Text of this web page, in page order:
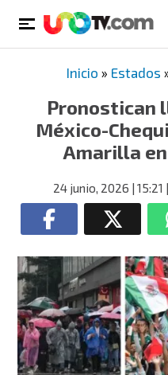
Inicio » Estados
Pronostican
México-
Amarilla
24 junio, 2026 | 15:21 |